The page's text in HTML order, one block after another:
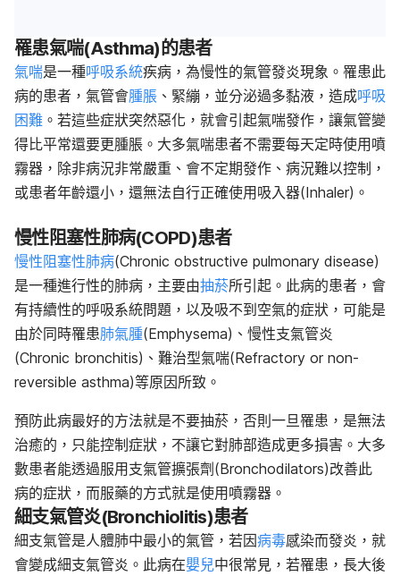
罹患氣喘(Asthma)的患者
氣喘是一種呼吸系統疾病，為慢性的氣管發炎現象。罹患此
病的患者，氣管會腫脹 、緊繃，並分泌過多黏液，造成呼吸
困難 。若這些症狀突然惡化，就會引起氣喘發作，讓氣管變
得比平常還要更腫脹。大多氣喘患者不需要每天定時使用噴
霧器，除非病況非常嚴重、會不定期發作、病況難以控制，
或患者年齡還小，還無法自行正確使用吸入器(Inhaler)。
慢性阻塞性肺病(COPD)患者
慢性阻塞性肺病(Chronic obstructive pulmonary disease)
是一種進行性的肺病，主要由抽菸所引起。此病的患者，會
有持續性的呼吸系統問題，以及吸不到空氣的症狀，可能是
由於同時罹患肺氣腫(Emphysema)、慢性支氣管炎
(Chronic bronchitis)、難治型氣喘(Refractory or non-
reversible asthma)等原因所致。
預防此病最好的方法就是不要抽菸，否則一旦罹患，是無法
治癒的，只能控制症狀，不讓它對肺部造成更多損害。大多
數患者能透過服用支氣管擴張劑(Bronchodilators)改善此
病的症狀，而服藥的方式就是使用噴霧器。
細支氣管炎(Bronchiolitis)患者
細支氣管是人體肺中最小的氣管，若因病毒感染而發炎，就
會變成細支氣管炎。此病在嬰兒中很常見，若罹患，長大後